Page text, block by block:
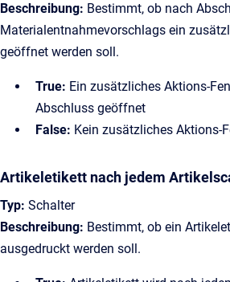
Beschreibung: Bestimmt, ob nach
Materialentnahmevorschlags ein
geöffnet werden soll.
True: Ein zusätzliches Aktions-
Abschluss geöffnet
False: Kein zusätzliches Aktions-
Artikeletikett nach jedem
Typ: Schalter
Beschreibung: Bestimmt, ob ein
ausgedruckt werden soll.